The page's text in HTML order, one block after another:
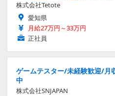
株式会社Tetote
愛知県
月給27万円～33万円
正社員
ゲームテスター/未経験歓迎/月
中
株式会社SNJAPAN